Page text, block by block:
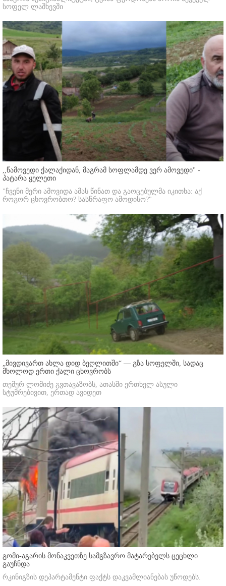
სოფელ ლაშხევში
,,წამოვედი ქალაქიდან, მაგრამ სოფლამდე ვერ ამოვედი'' -
პატარა ყელეთი
"ჩვენი მერი ამოვიდა ამას წინათ და გაოცებულმა იკითხა: აქ
როგორ ცხოვრობთო? სასწრაფო ამოდისო?"
„მივდივართ ახლა დიდ ბეღლითში“ — გზა სოფელში, სადაც
მხოლოდ ერთი ქალი ცხოვრობს
თემურ ლომიძე გვთავაზობს, ათასში ერთხელ ასული
სტუმრებივით, ერთად ავიდეთ
გომი-აგარის მონაკვეთზე სამგზავრო მატარებელს ცეცხლი
გაუჩნდა
რკინიგზის დეპარტამენტი ფაქტს დაკვამლიანებას უწოდებს.